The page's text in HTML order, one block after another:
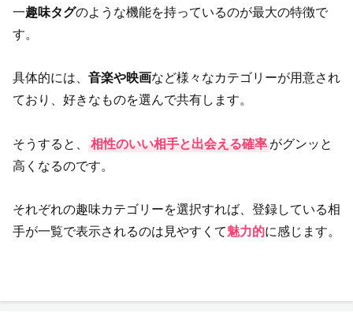
一趣味タグのような機能を持っているのが最大の特徴で
す。
具体的には、 音楽や映画など様々なカテゴリーが用意され
ており、好きなものを選んで共有します。
そうすると、 相性のいい相手と出会える確率がグンッと
高くなるのです。
それぞれの趣味カテゴリーを選択すれば、登録している相
手が一覧で表示されるのは見やすくて魅力的に感じます。